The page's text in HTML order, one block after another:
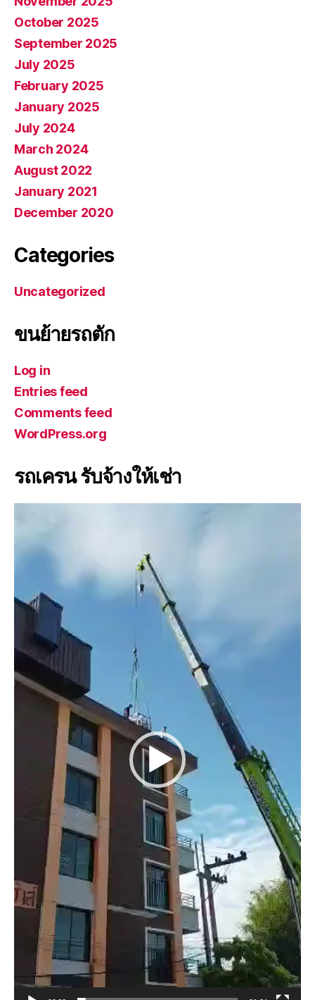
October 2025
September 2025
July 2025
February 2025
January 2025
July 2024
March 2024
August 2022
January 2021
December 2020
Categories
Uncategorized
ขนย้ายรถตัก
Log in
Entries feed
Comments feed
WordPress.org
รถเครน รับจ้างให้เช่า
l